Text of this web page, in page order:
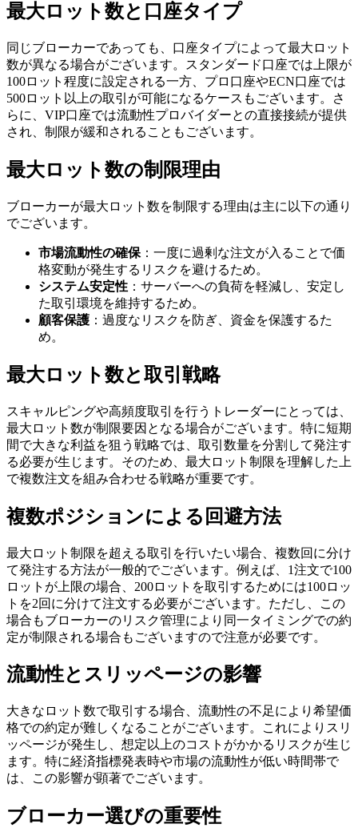
最大ロット数と口座タイプ
同じブローカーであっても、口座タイプによって最大ロット
数が異なる場合がございます。スタンダード口座では上限が
100ロット程度に設定される一方、プロ口座やECN口座では
500ロット以上の取引が可能になるケースもございます。さ
らに、VIP口座では流動性プロバイダーとの直接接続が提供
され、制限が緩和されることもございます。
最大ロット数の制限理由
ブローカーが最大ロット数を制限する理由は主に以下の通り
でございます。
市場流動性の確保 ：一度に過剰な注文が入ることで価
格変動が発生するリスクを避けるため。
システム安定性 ：サーバーへの負荷を軽減し、安定し
た取引環境を維持するため。
顧客保護 ：過度なリスクを防ぎ、資金を保護するた
め。
最大ロット数と取引戦略
スキャルピングや高頻度取引を行うトレーダーにとっては、
最大ロット数が制限要因となる場合がございます。特に短期
間で大きな利益を狙う戦略では、取引数量を分割して発注す
る必要が生じます。そのため、最大ロット制限を理解した上
で複数注文を組み合わせる戦略が重要です。
複数ポジションによる回避方法
最大ロット制限を超える取引を行いたい場合、複数回に分け
て発注する方法が一般的でございます。例えば、1注文で100
ロットが上限の場合、200ロットを取引するためには100ロッ
トを2回に分けて注文する必要がございます。ただし、この
場合もブローカーのリスク管理により同一タイミングでの約
定が制限される場合もございますので注意が必要です。
流動性とスリッページの影響
大きなロット数で取引する場合、流動性の不足により希望価
格での約定が難しくなることがございます。これによりスリ
ッページが発生し、想定以上のコストがかかるリスクが生じ
ます。特に経済指標発表時や市場の流動性が低い時間帯で
は、この影響が顕著でございます。
ブローカー選びの重要性